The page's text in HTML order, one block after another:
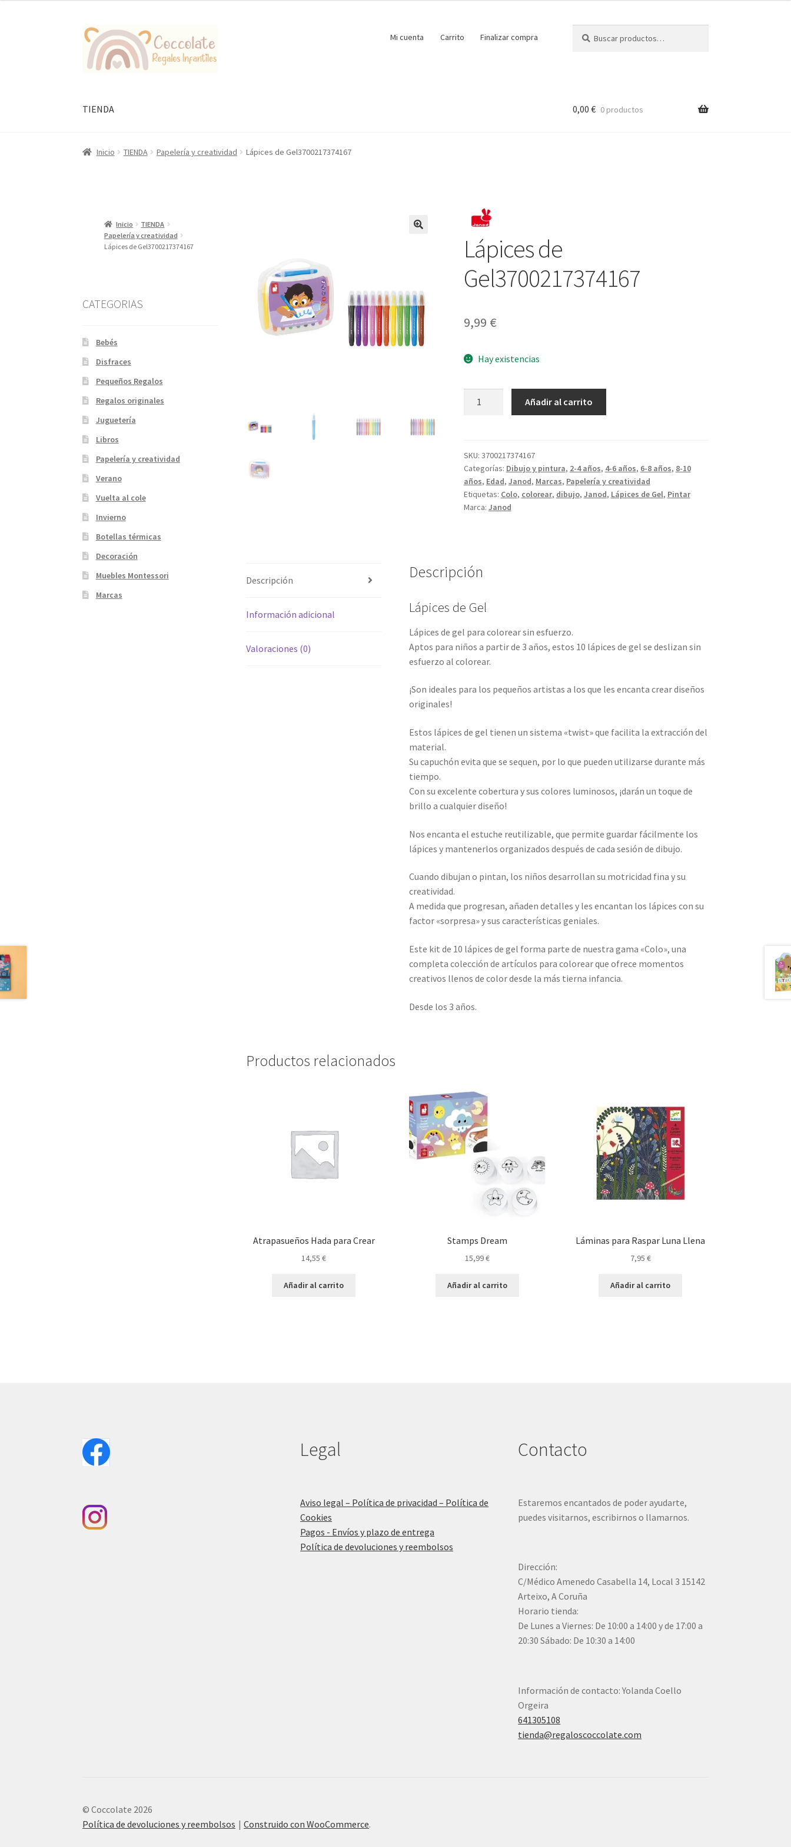
Ir
la
Ir
al
contenido
Mi cuenta Carrito Finalizar compra
por:
TIENDA 0,00 € 0 productos
Inicio TIENDA Papelería y creatividad Lápices de Gel3700217374167
Lápices de
Gel3700217374167
9,99 €
Hay existencias
Añadir al carrito
SKU: 3700217374167
Categorías: Dibujo y pintura, 2-4 años, 4-6 años, 6-8 años, 8-10
años, Edad, Janod, Marcas, Papelería y creatividad
Etiquetas: Colo, colorear, dibujo, Janod, Lápices de Gel, Pintar
Marca: Janod
Descripción
Información adicional
Valoraciones (0)
Descripción
Lápices de Gel
Lápices de gel para colorear sin esfuerzo.
Aptos para niños a partir de 3 años, estos 10 lápices de gel se deslizan sin
esfuerzo al colorear.
¡Son ideales para los pequeños artistas a los que les encanta crear diseños
originales!
Estos lápices de gel tienen un sistema «twist» que facilita la extracción del
material.
Su capuchón evita que se sequen, por lo que pueden utilizarse durante más
tiempo.
Con su excelente cobertura y sus colores luminosos, ¡darán un toque de
brillo a cualquier diseño!
Nos encanta el estuche reutilizable, que permite guardar fácilmente los
lápices y mantenerlos organizados después de cada sesión de dibujo.
Cuando dibujan o pintan, los niños desarrollan su motricidad fina y su
creatividad.
A medida que progresan, añaden detalles y les encantan los lápices con su
factor «sorpresa» y sus características geniales.
Este kit de 10 lápices de gel forma parte de nuestra gama «Colo», una
completa colección de artículos para colorear que ofrece momentos
creativos llenos de color desde la más tierna infancia.
Desde los 3 años.
Productos relacionados
Atrapasueños Hada para Crear
14,55€
Añadir al carrito
Stamps Dream
15,99€
Añadir al carrito
Láminas para Raspar Luna Llena
7,95 €
Añadir al carrito
Inicio
TIENDA
Papelería y creatividad
Lápices de Gel3700217374167
CATEGORIAS
Bebés
Disfraces
Pequeños Regalos
Regalos originales
Juguetería
Libros
Papelería y creatividad
Verano
Vuelta al cole
Invierno
Botellas térmicas
Decoración
Muebles Montessori
Marcas
Legal
Aviso legal – Política de privacidad – Política de
Cookies
Pagos - Envíos y plazo de entrega
Política de devoluciones y reembolsos
Contacto
Estaremos encantados de poder ayudarte,
puedes visitarnos, escribirnos o llamarnos.
Dirección:
C/Médico Amenedo Casabella 14, Local 3 15142
Arteixo, A Coruña
Horario tienda:
De Lunes a Viernes: De 10:00 a 14:00 y de 17:00 a
20:30 Sábado: De 10:30 a 14:00
Información de contacto: Yolanda Coello
Orgeira
641305108
tienda@regaloscoccolate.com
© Coccolate 2026
Política de devoluciones y reembolsos
Construido con WooCommerce.